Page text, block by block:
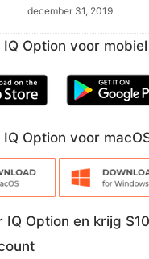
december 31, 2019
IQ Option voor mobiel
IQ Option voor
IQ Option en krijg